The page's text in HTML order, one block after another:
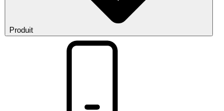
Produit